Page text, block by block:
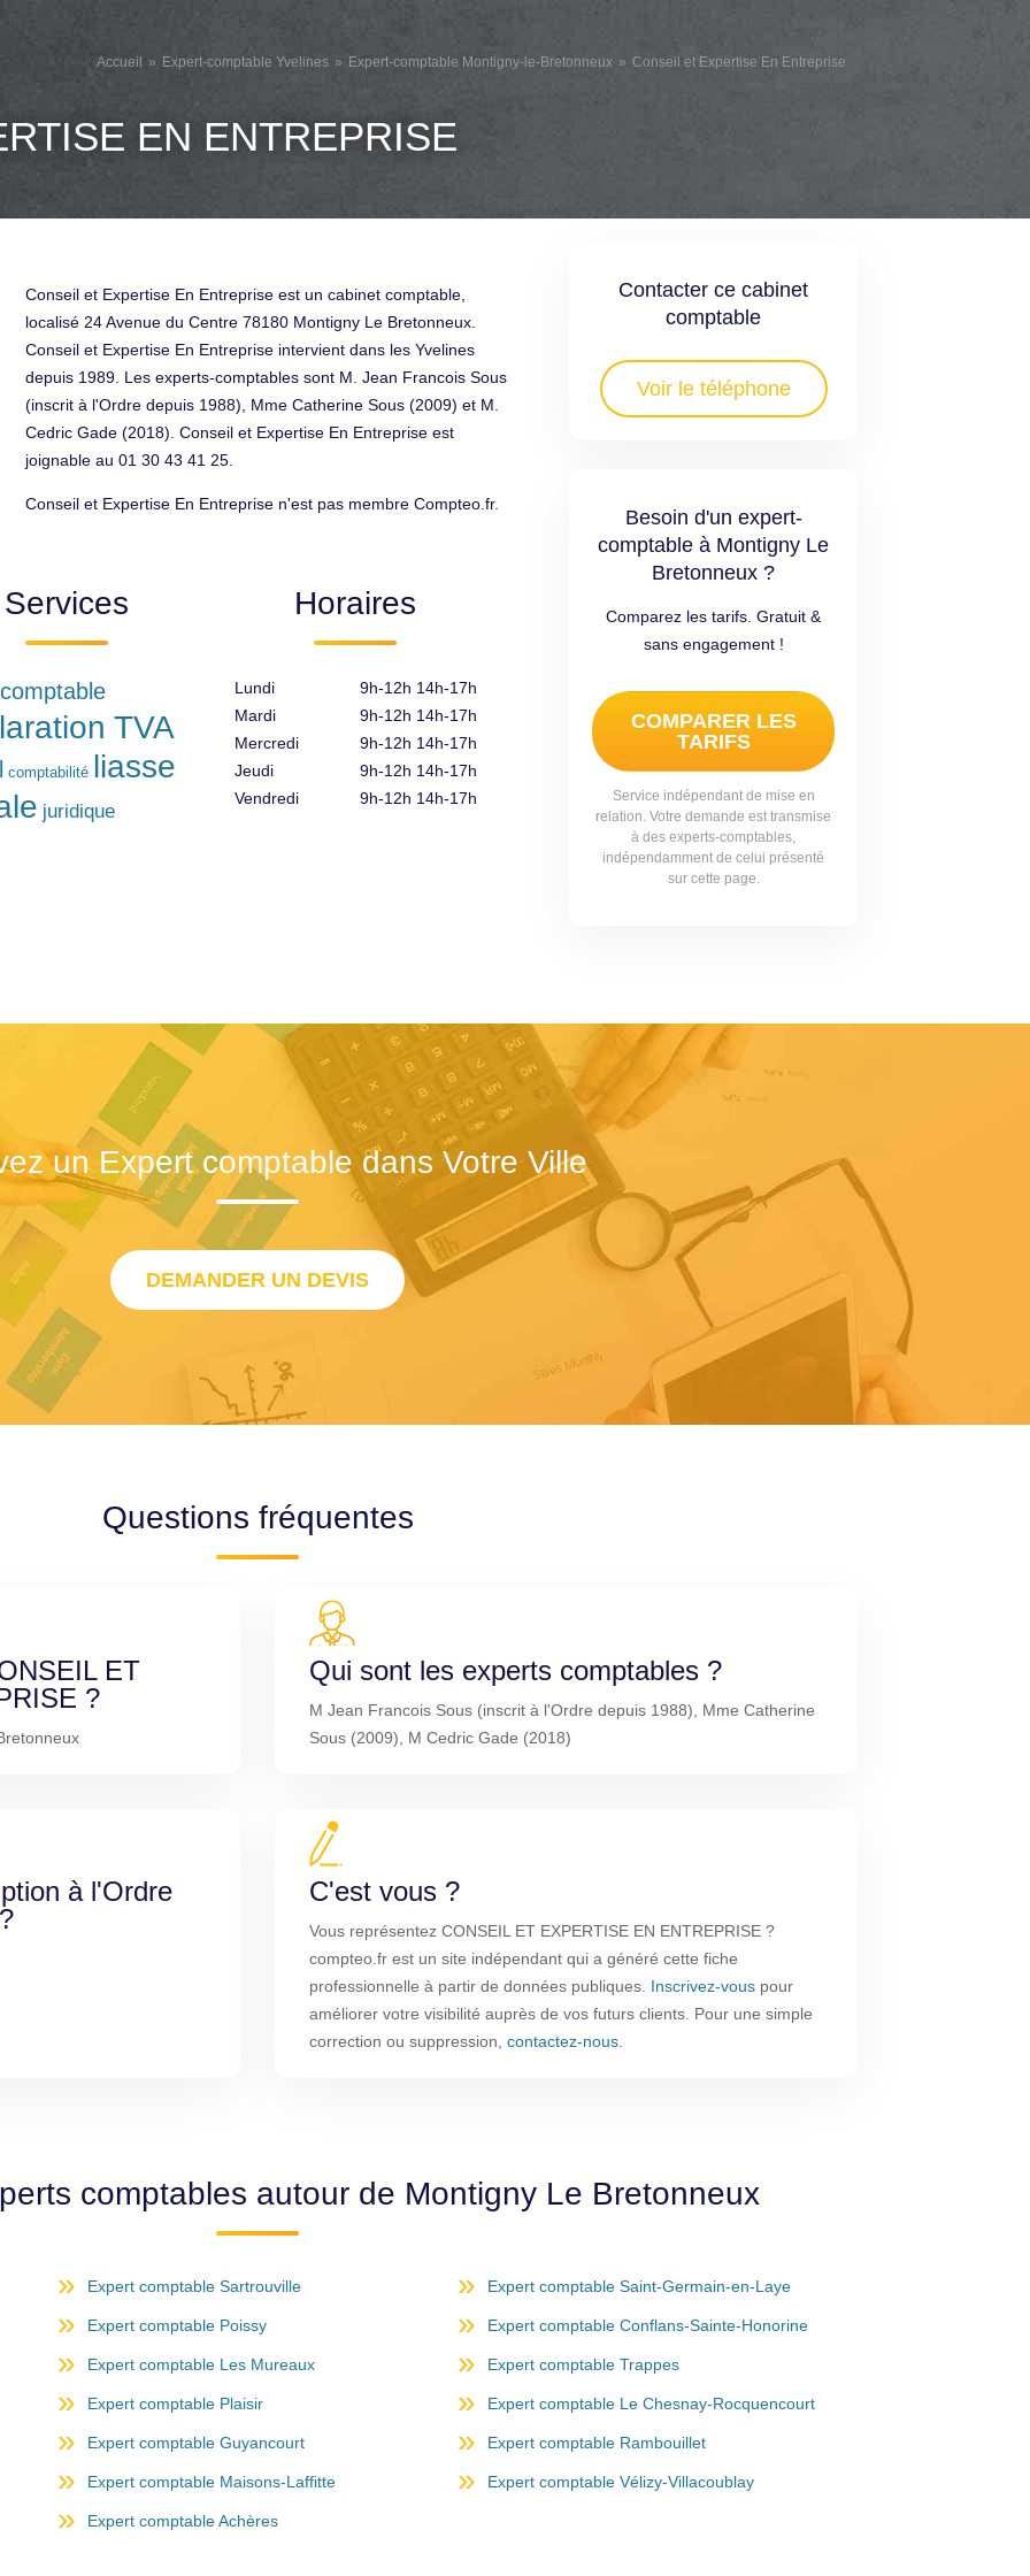
Accueil Expert-comptable Yvelines Expert-comptable Montigny-le-Bretonneux Conseil et Expertise En Entreprise
EN ENTREPRISE
Contacter ce cabinet
comptable
Voir le téléphone
Besoin d'un expert-
comptable à Montigny Le
Bretonneux ?
Comparez les tarifs. Gratuit &
sans engagement !
COMPARER LES
TARIFS
Service indépendant de mise en
relation. Votre demande est transmise
à des experts-comptables,
indépendamment de celui présenté
sur cette page.
Conseil et Expertise En Entreprise est un cabinet comptable,
localisé 24 Avenue du Centre 78180 Montigny Le Bretonneux.
Conseil et Expertise En Entreprise intervient dans les Yvelines
depuis 1989. Les experts-comptables sont M. Jean Francois Sous
(inscrit à l'Ordre depuis 1988), Mme Catherine Sous (2009) et M.
Cedric Gade (2018). Conseil et Expertise En Entreprise est
joignable au 01 30 43 41 25.
Conseil et Expertise En Entreprise n'est pas membre Compteo.fr.
Services
TVA
comptabilité liasse
juridique
Horaires
Lundi
Mardi
Mercredi
Jeudi
Vendredi
9h-12h 14h-17h
9h-12h 14h-17h
9h-12h 14h-17h
9h-12h 14h-17h
9h-12h 14h-17h
un Expert comptable dans Votre Ville
DEMANDER UN DEVIS
Questions fréquentes
ET
?
Qui sont les experts comptables ?
M Jean Francois Sous (inscrit à l'Ordre depuis 1988), Mme Catherine
Sous (2009), M Cedric Gade (2018)
à l'Ordre
C'est vous ?
Vous représentez CONSEIL ET EXPERTISE EN ENTREPRISE ?
compteo.fr est un site indépendant qui a généré cette fiche
professionnelle à partir de données publiques. Inscrivez-vous pour
améliorer votre visibilité auprès de vos futurs clients. Pour une simple
correction ou suppression, contactez-nous
comptables autour de Montigny Le Bretonneux
Expert comptable Sartrouville Expert comptable Saint-Germain-en-Laye
Expert comptable Poissy Expert comptable Conflans-Sainte-Honorine
Expert comptable Les Mureaux Expert comptable Trappes
Expert comptable Plaisir Expert comptable Le Chesnay-Rocquencourt
Expert comptable Guyancourt Expert comptable Rambouillet
Expert comptable Maisons-Laffitte Expert comptable Vélizy-Villacoublay
Expert comptable Achères